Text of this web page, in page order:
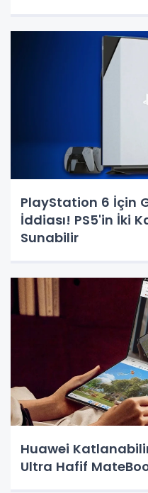
PlayStation 6 İçin
İddiası! PS5'in İki
Sunabilir
Huawei
Ultra Hafif